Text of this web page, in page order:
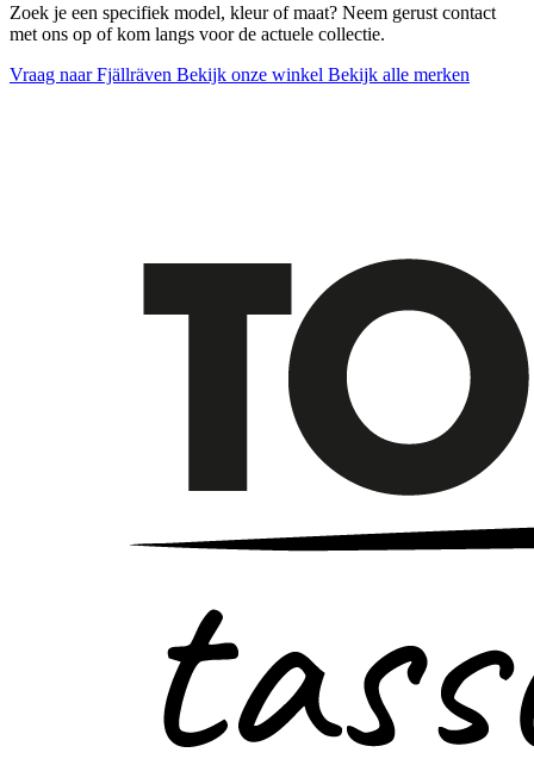
Zoek je een specifiek model, kleur of maat? Neem gerust contact
met ons op of kom langs voor de actuele collectie.
Vraag naar Fjällräven Bekijk onze winkel Bekijk alle merken